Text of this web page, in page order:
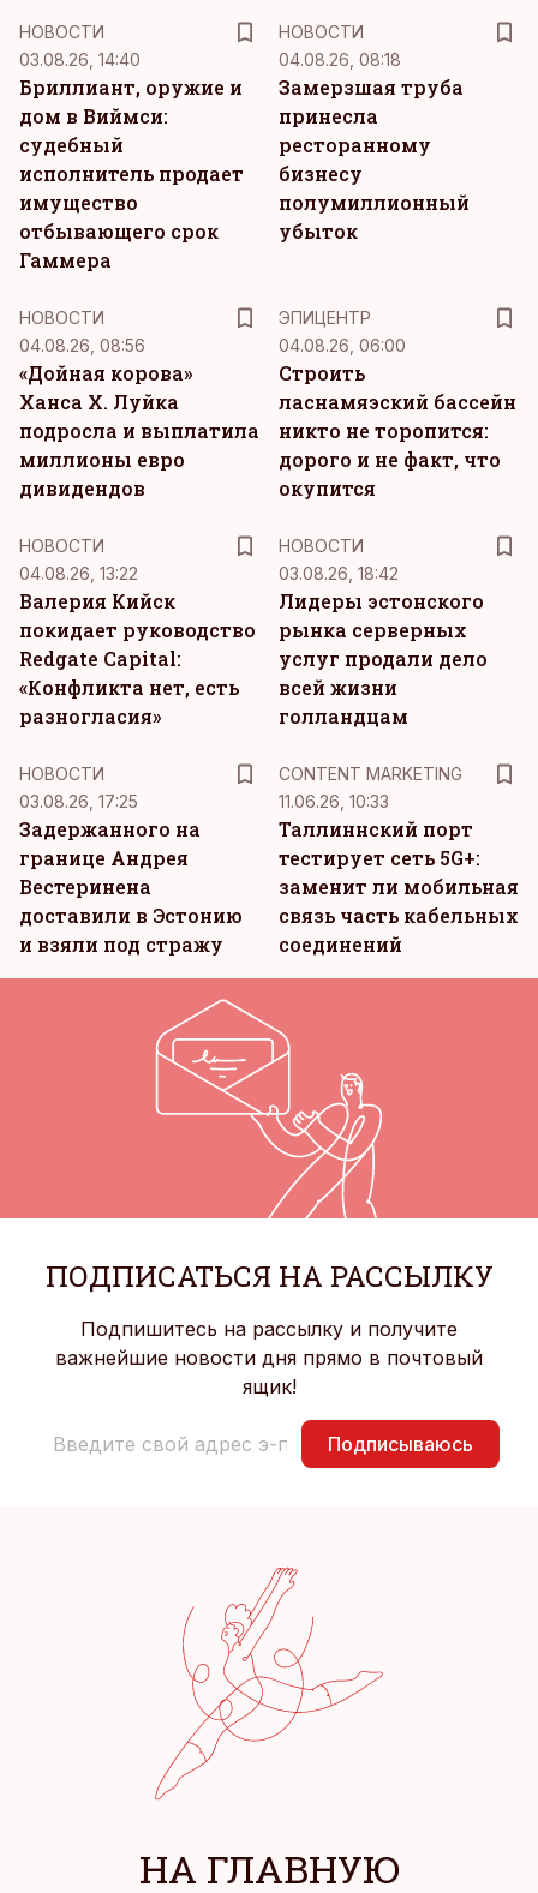
НОВОСТИ
03.08.26, 14:40
Бриллиант, оружие и
дом в Виймси:
судебный
исполнитель продает
имущество
отбывающего срок
Гаммера
НОВОСТИ
04.08.26, 08:18
Замерзшая труба
принесла
ресторанному
бизнесу
полумиллионный
убыток
НОВОСТИ
04.08.26, 08:56
«Дойная корова»
Ханса Х. Луйка
подросла и выплатила
миллионы евро
дивидендов
ЭПИЦЕНТР
04.08.26, 06:00
Строить
ласнамяэский бассейн
никто не торопится:
дорого и не факт, что
окупится
НОВОСТИ
04.08.26, 13:22
Валерия Кийск
покидает руководство
Redgate Capital:
«Конфликта нет, есть
разногласия»
НОВОСТИ
03.08.26, 18:42
Лидеры эстонского
рынка серверных
услуг продали дело
всей жизни
голландцам
НОВОСТИ
03.08.26, 17:25
Задержанного на
границе Андрея
Вестеринена
доставили в Эстонию
и взяли под стражу
CONTENT MARKETING
11.06.26, 10:33
Таллиннский порт
тестирует сеть 5G+:
заменит ли мобильная
связь часть кабельных
соединений
ПОДПИСАТЬСЯ НА РАССЫЛКУ
Подпишитесь на рассылку и получите
важнейшие новости дня прямо в почтовый
ящик!
Подписываюсь
НА ГЛАВНУЮ